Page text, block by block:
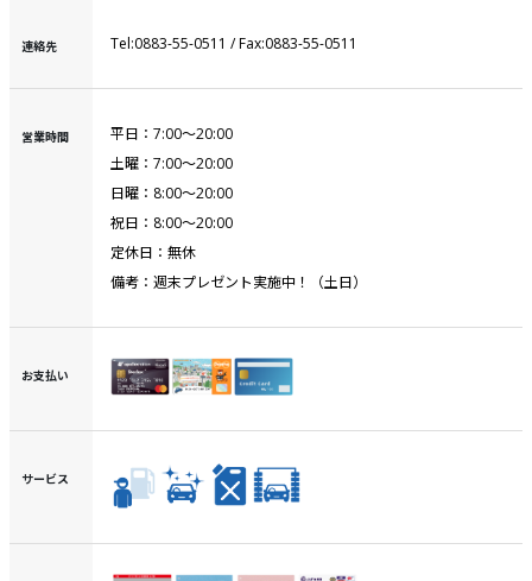
連絡先 Tel:0883-55-0511 / Fax:0883-55-0511
営業時間
平日：7:00～20:00
土曜：7:00～20:00
日曜：8:00～20:00
祝日：8:00～20:00
定休日：無休
備考：週末プレゼント実施中！（土日）
お支払い
サービス